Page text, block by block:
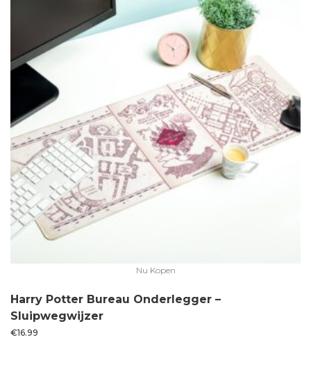
Nu Kopen
Harry Potter Bureau Onderlegger –
Sluipwegwijzer
€16.99